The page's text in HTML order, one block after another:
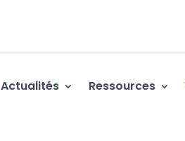
Actualités Ressources